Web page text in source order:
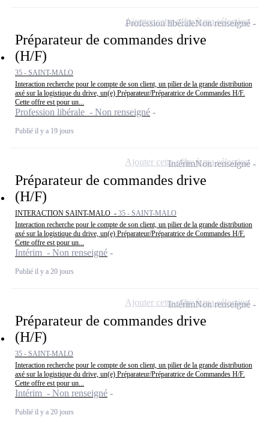
Préparateur de commandes drive
(H/F)
35 - SAINT-MALO
Interaction recherche pour le compte de son client, un pilier de la grande distribution
axé sur la logistique du drive, un(e) Préparateur/Préparatrice de Commandes H/F.
Cette offre est pour un...
Profession libérale - Non renseigné
Publié il y a 19 jours
Profession libéraleNon renseigné
Ajouter cette offre à ma sélection
Préparateur de commandes drive
(H/F)
INTERACTION SAINT-MALO - 35 - SAINT-MALO
Interaction recherche pour le compte de son client, un pilier de la grande distribution
axé sur la logistique du drive, un(e) Préparateur/Préparatrice de Commandes H/F.
Cette offre est pour un...
Intérim - Non renseigné
Publié il y a 20 jours
IntérimNon renseigné
Ajouter cette offre à ma sélection
Préparateur de commandes drive
(H/F)
35 - SAINT-MALO
Interaction recherche pour le compte de son client, un pilier de la grande distribution
axé sur la logistique du drive, un(e) Préparateur/Préparatrice de Commandes H/F.
Cette offre est pour un...
Intérim - Non renseigné
Publié il y a 20 jours
IntérimNon renseigné
Ajouter cette offre à ma sélection